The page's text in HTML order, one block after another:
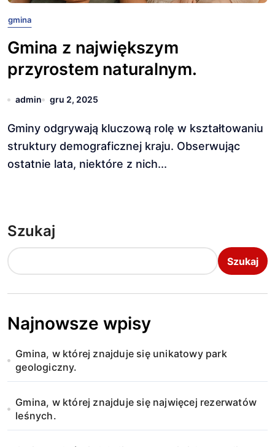
gmina
Gmina z największym
przyrostem naturalnym.
admin gru 2, 2025
Gminy odgrywają kluczową rolę w kształtowaniu
struktury demograficznej kraju. Obserwując
ostatnie lata, niektóre z nich...
Szukaj
Szukaj
Najnowsze wpisy
Gmina, w której znajduje się unikatowy park
geologiczny.
Gmina, w której znajduje się najwięcej rezerwatów
leśnych.